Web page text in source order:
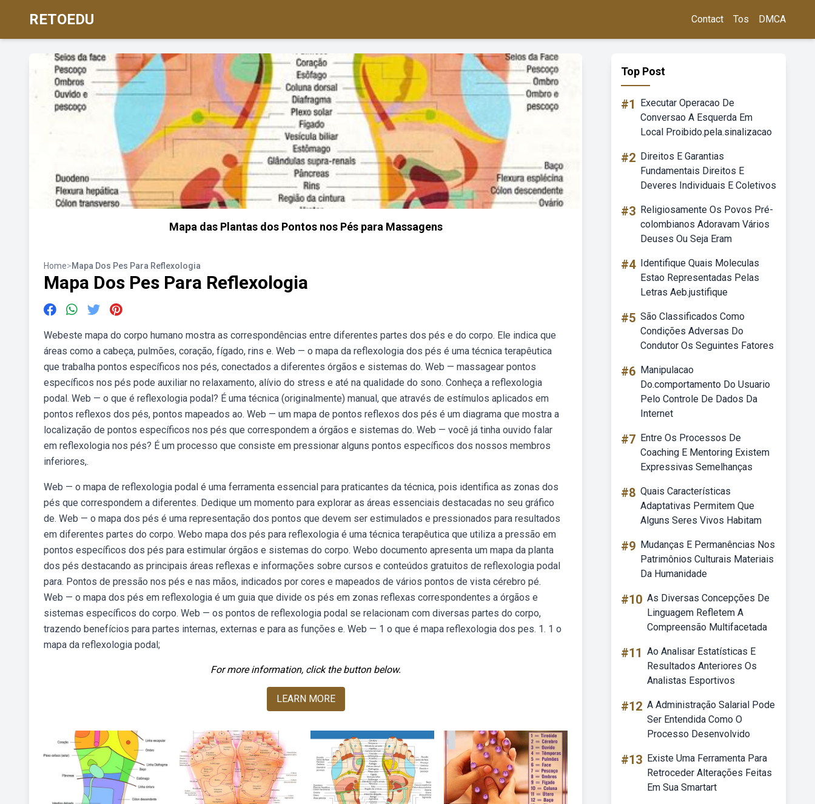
RETOEDU Contact Tos DMCA
Mapa das Plantas dos Pontos nos Pés para Massagens
Home>Mapa Dos Pes Para Reflexologia
Mapa Dos Pes Para Reflexologia
Webeste mapa do corpo humano mostra as correspondências entre diferentes partes dos pés e do corpo. Ele indica que
áreas como a cabeça, pulmões, coração, fígado, rins e. Web — o mapa da reflexologia dos pés é uma técnica terapêutica
que trabalha pontos específicos nos pés, conectados a diferentes órgãos e sistemas do. Web — massagear pontos
específicos nos pés pode auxiliar no relaxamento, alívio do stress e até na qualidade do sono. Conheça a reflexologia
podal. Web — o que é reflexologia podal? É uma técnica (originalmente) manual, que através de estímulos aplicados em
pontos reflexos dos pés, pontos mapeados ao. Web — um mapa de pontos reflexos dos pés é um diagrama que mostra a
localização de pontos específicos nos pés que correspondem a órgãos e sistemas do. Web — você já tinha ouvido falar
em reflexologia nos pés? É um processo que consiste em pressionar alguns pontos específicos dos nossos membros
inferiores,.
Web — o mapa de reflexologia podal é uma ferramenta essencial para praticantes da técnica, pois identifica as zonas dos
pés que correspondem a diferentes. Dedique um momento para explorar as áreas essenciais destacadas no seu gráfico
de. Web — o mapa dos pés é uma representação dos pontos que devem ser estimulados e pressionados para resultados
em diferentes partes do corpo. Webo mapa dos pés para reflexologia é uma técnica terapêutica que utiliza a pressão em
pontos específicos dos pés para estimular órgãos e sistemas do corpo. Webo documento apresenta um mapa da planta
dos pés destacando as principais áreas reflexas e informações sobre cursos e conteúdos gratuitos de reflexologia podal
para. Pontos de pressão nos pés e nas mãos, indicados por cores e mapeados de vários pontos de vista cérebro pé.
Web — o mapa dos pés em reflexologia é um guia que divide os pés em zonas reflexas correspondentes a órgãos e
sistemas específicos do corpo. Web — os pontos de reflexologia podal se relacionam com diversas partes do corpo,
trazendo benefícios para partes internas, externas e para as funções e. Web — 1 o que é mapa reflexologia dos pes. 1. 1 o
mapa da reflexologia podal;
For more information, click the button below.
LEARN MORE
Top Post
#1
Executar Operacao De
Conversao A Esquerda Em
Local Proibido.pela.sinalizacao
#2 Direitos E Garantias
Fundamentais Direitos E
Deveres Individuais E Coletivos
#3 Religiosamente Os Povos Pré-
colombianos Adoravam Vários
Deuses Ou Seja Eram
#4 Identifique Quais Moleculas
Estao Representadas Pelas
Letras Aeb.justifique
#5 São Classificados Como
Condições Adversas Do
Condutor Os Seguintes Fatores
#6 Manipulacao
Do.comportamento Do Usuario
Pelo Controle De Dados Da
Internet
#7 Entre Os Processos De
Coaching E Mentoring Existem
Expressivas Semelhanças
#8 Quais Características
Adaptativas Permitem Que
Alguns Seres Vivos Habitam
#9 Mudanças E Permanências Nos
Patrimônios Culturais Materiais
Da Humanidade
#10 As Diversas Concepções De
Linguagem Refletem A
Compreensão Multifacetada
#11 Ao Analisar Estatísticas E
Resultados Anteriores Os
Analistas Esportivos
#12 A Administração Salarial Pode
Ser Entendida Como O
Processo Desenvolvido
#13 Existe Uma Ferramenta Para
Retroceder Alterações Feitas
Em Sua Smartart